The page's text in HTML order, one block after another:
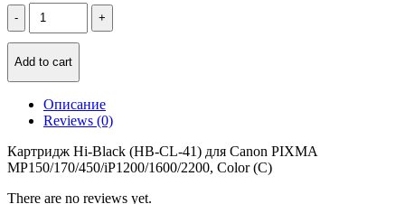
Количество
Картридж
Hi-
Black
PIXMA
MP150/170/450/iP1200/1600/2200,
Add to cart
Описание
Reviews (0)
Картридж Hi-Black (HB-CL-41) для Canon PIXMA
MP150/170/450/iP1200/1600/2200, Color (C)
There are no reviews yet.